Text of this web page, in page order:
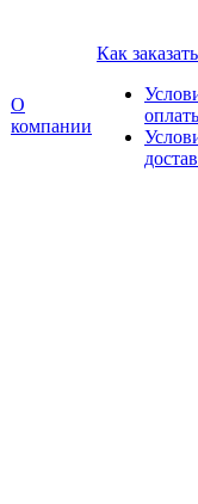
О
компании
Как